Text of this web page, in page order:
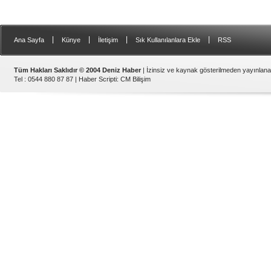
Ana Sayfa Künye İletişim Sık Kullanılanlara Ekle RSS
Tüm Hakları Saklıdır © 2004 Deniz Haber | İzinsiz ve kaynak gösterilmeden
Tel : 0544 880 87 87 | Haber Scripti: CM Bilişim